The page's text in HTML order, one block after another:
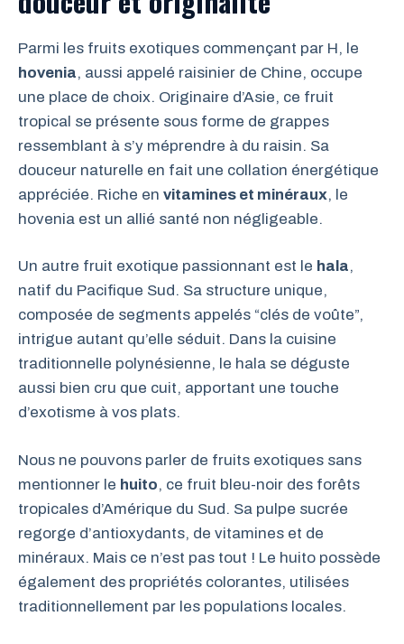
Parmi les fruits exotiques commençant par H, le
hovenia, aussi appelé raisinier de Chine, occupe
une place de choix. Originaire d’Asie, ce fruit
tropical se présente sous forme de grappes
ressemblant à s’y méprendre à du raisin. Sa
douceur naturelle en fait une collation énergétique
appréciée. Riche en vitamines et minéraux, le
hovenia est un allié santé non négligeable.
Un autre fruit exotique passionnant est le hala,
natif du Pacifique Sud. Sa structure unique,
composée de segments appelés “clés de voûte”,
intrigue autant qu’elle séduit. Dans la cuisine
traditionnelle polynésienne, le hala se déguste
aussi bien cru que cuit, apportant une touche
d’exotisme à vos plats.
Nous ne pouvons parler de fruits exotiques sans
mentionner le huito, ce fruit bleu-noir des forêts
tropicales d’Amérique du Sud. Sa pulpe sucrée
regorge d’antioxydants, de vitamines et de
minéraux. Mais ce n’est pas tout ! Le huito possède
également des propriétés colorantes, utilisées
traditionnellement par les populations locales.